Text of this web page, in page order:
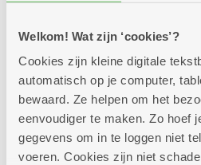
Welkom! Wat zijn ‘cookies’?
Cookies zijn kleine digitale
automatisch op je computer,
bewaard. Ze helpen om het
eenvoudiger te maken. Zo hoef
gegevens om in te loggen niet
voeren. Cookies zijn niet